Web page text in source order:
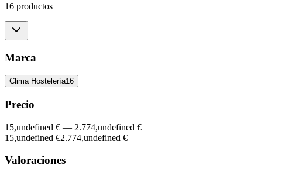
16 productos
Marca
Clima Hostelería16
Precio
15,undefined € — 2.774,undefined €
15,undefined €2.774,undefined €
Valoraciones